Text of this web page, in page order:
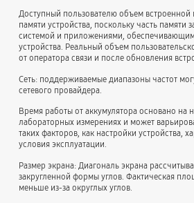
Доступный пользователю объем
памяти устройства, поскольку часть памяти
системой и приложениями,
устройства. Реальный объем
от оператора связи и после обновления
Сеть: поддерживаемые диапазоны частот
сетевого провайдера.
Время работы от аккумулятора основано на
лабораторных измерениях и может
таких факторов, как настройки устройства,
условия эксплуатации.
Размер экрана: Диагональ экрана
закругленной формы углов. Фактическая
меньше из-за округлых углов.